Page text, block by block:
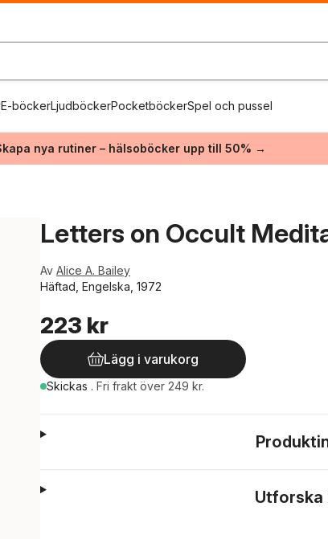
E-böckerLjudböckerPocketböckerSpel och pussel
nya rutiner – hälsoböcker upp till 50% →
Letters on Occult
Av Alice A. Bailey
Häftad, Engelska, 1972
223 kr
Lägg i varukorg
Skickas . Fri frakt över 249 kr.
Utforska